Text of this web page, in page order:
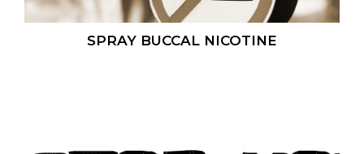
SPRAY BUCCAL NICOTINE